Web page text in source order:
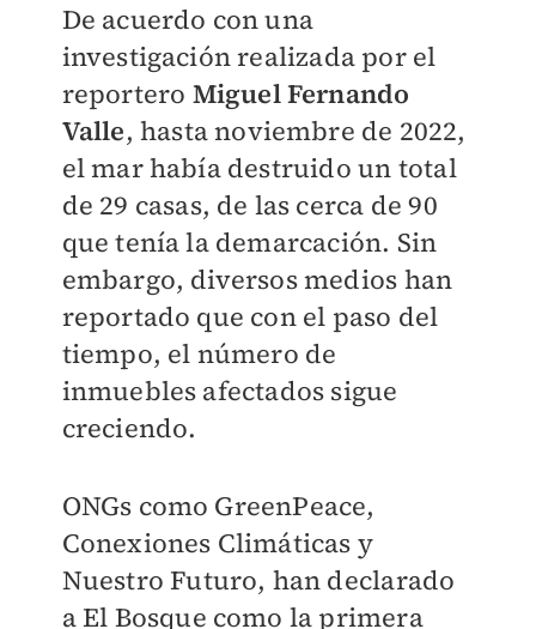
De acuerdo con una
investigación realizada por el
reportero Miguel Fernando
Valle, hasta noviembre de 2022,
el mar había destruido un total
de 29 casas, de las cerca de 90
que tenía la demarcación. Sin
embargo, diversos medios han
reportado que con el paso del
tiempo, el número de
inmuebles afectados sigue
creciendo.
ONGs como GreenPeace,
Conexiones Climáticas y
Nuestro Futuro, han declarado
a El Bosque como la primera